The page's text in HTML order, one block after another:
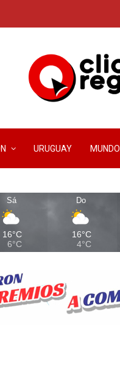
URUGUAY MUNDO
Sá
16°C
6°C
Do
16°C
4°C